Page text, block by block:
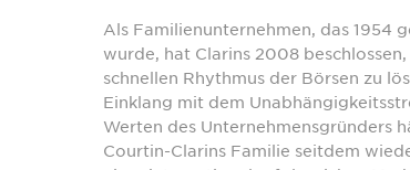
Als Familienunternehmen, das 1954
wurde, hat Clarins 2008 beschlossen,
schnellen Rhythmus der Börsen zu
Einklang mit dem
Werten des Unternehmensgründers
Courtin-Clarins Familie seitdem